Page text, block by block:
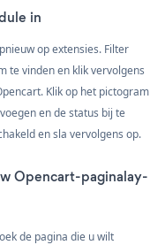
in
op extensies. Filter
te vinden en klik vervolgens
Klik op het pictogram
en de status bij te
en sla vervolgens op.
Opencart-paginalay-
de pagina die u wilt